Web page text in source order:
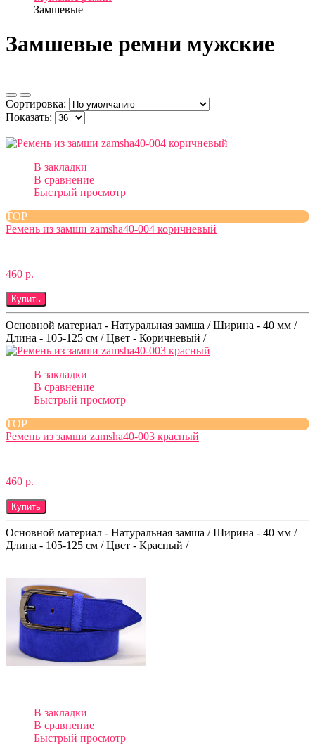
Замшевые
Замшевые ремни мужские
Сортировка:
Показать:
В закладки
В сравнение
Быстрый просмотр
TOP
Ремень из замши zamsha40-004 коричневый
460 р.
Купить
Основной материал - Натуральная замша / Ширина - 40 мм /
Длина - 105-125 см / Цвет - Коричневый /
В закладки
В сравнение
Быстрый просмотр
TOP
Ремень из замши zamsha40-003 красный
460 р.
Купить
Основной материал - Натуральная замша / Ширина - 40 мм /
Длина - 105-125 см / Цвет - Красный /
В закладки
В сравнение
Быстрый просмотр